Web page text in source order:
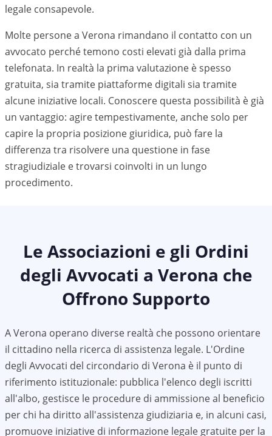
legale consapevole.
Molte persone a Verona rimandano il contatto con un
avvocato perché temono costi elevati già dalla prima
telefonata. In realtà la prima valutazione è spesso
gratuita, sia tramite piattaforme digitali sia tramite
alcune iniziative locali. Conoscere questa possibilità è già
un vantaggio: agire tempestivamente, anche solo per
capire la propria posizione giuridica, può fare la
differenza tra risolvere una questione in fase
stragiudiziale e trovarsi coinvolti in un lungo
procedimento.
Le Associazioni e gli Ordini
degli Avvocati a Verona che
Offrono Supporto
AVerona operano diverse realtà che possono orientare
il cittadino nella ricerca di assistenza legale. L'Ordine
degli Avvocati del circondario di Verona è il punto di
riferimento istituzionale: pubblica l'elenco degli iscritti
all'albo, gestisce le procedure di ammissione al beneficio
per chi ha diritto all'assistenza giudiziaria e, in alcuni casi,
promuove iniziative di informazione legale gratuite per la